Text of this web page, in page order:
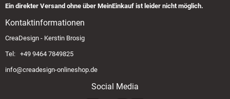
Ein direkter Versand ohne über MeinEinkauf ist leider nicht möglich.
Kontaktinformationen
CreaDesign - Kerstin Brosig
Tel: +49 9464 7849825
info@creadesign-onlineshop.de
Social Media